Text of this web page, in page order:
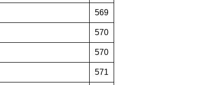
569
570
570
571